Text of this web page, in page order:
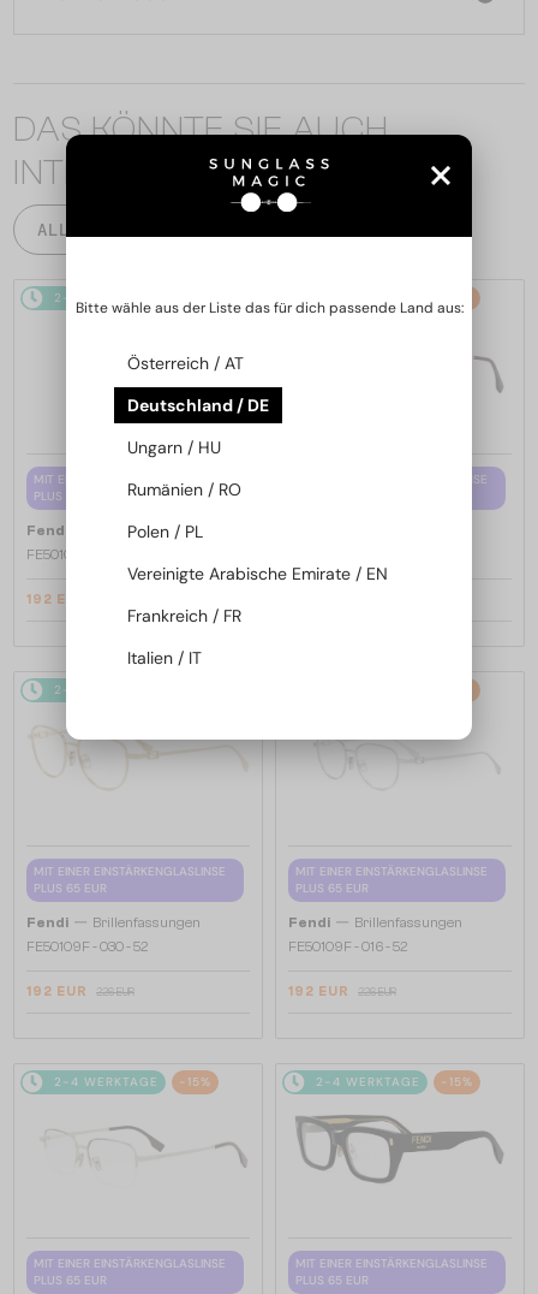
DAS KÖNNTE SIE AUCH
INTERESSIEREN
ALLE PRODUKTE
2-4 WERKTAGE
MIT EINER EINSTÄRKENGLASLINSE
PLUS 65 EUR
Fendi
Brillenfassungen
FE50100I - 001 - 53
192 EUR
MIT EINER EINSTÄRKENGLASLINSE
2-4 WERKTAGE
MIT EINER EINSTÄRKENGLASLINSE
PLUS 65 EUR
Fendi — Brillenfassungen
FE50109F - 030 - 52
192 EUR 226 EUR
MIT EINER EINSTÄRKENGLASLINSE
PLUS 65 EUR
Fendi — Brillenfassungen
FE50109F - 016 - 52
192 EUR 226 EUR
2-4 WERKTAGE -15%
MIT EINER EINSTÄRKENGLASLINSE
PLUS 65 EUR
2-4 WERKTAGE -15%
MIT EINER EINSTÄRKENGLASLINSE
PLUS 65 EUR
Bitte wähle aus der Liste das für dich passende Land aus:
Österreich / AT
Deutschland / DE
Ungarn / HU
Rumänien / RO
Polen / PL
Vereinigte Arabische Emirate / EN
Frankreich / FR
Italien / IT